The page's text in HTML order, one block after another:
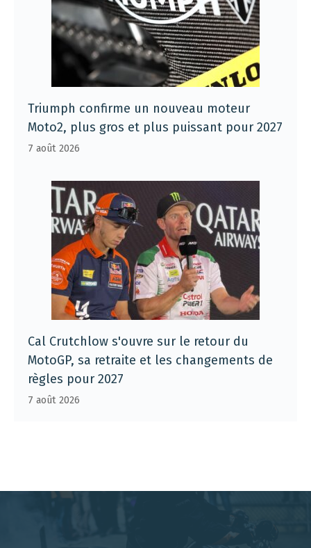
Triumph confirme un nouveau moteur
Moto2, plus gros et plus puissant pour 2027
7 août 2026
Cal Crutchlow s'ouvre sur le retour du
MotoGP, sa retraite et les changements de
règles pour 2027
7 août 2026